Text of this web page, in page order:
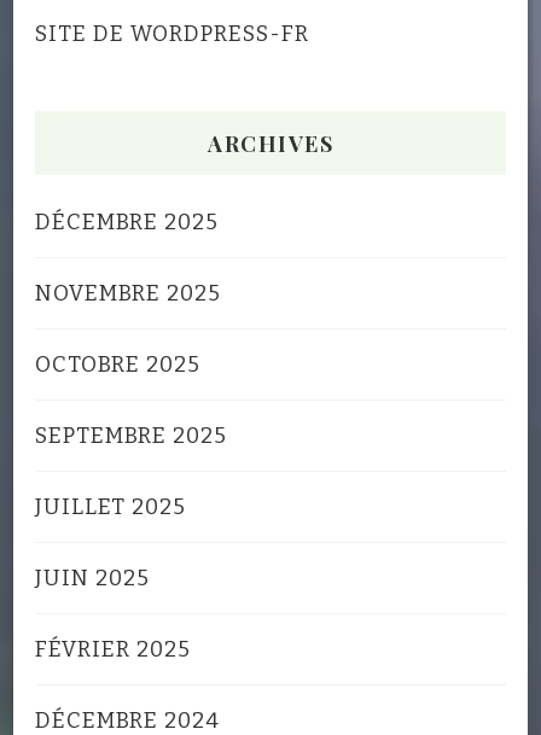
SITE DE WORDPRESS-FR
ARCHIVES
DÉCEMBRE 2025
NOVEMBRE 2025
OCTOBRE 2025
SEPTEMBRE 2025
JUILLET 2025
JUIN 2025
FÉVRIER 2025
DÉCEMBRE 2024